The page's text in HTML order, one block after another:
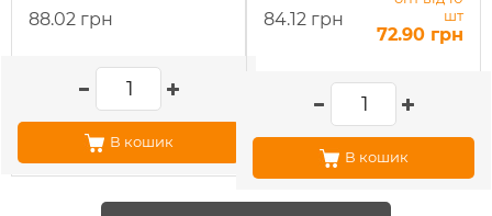
88.02 грн
В кошик
84.12 грн
шт
72.90 грн
В кошик